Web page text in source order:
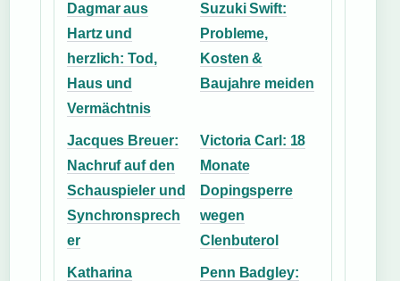
Dagmar aus
Hartz und
herzlich: Tod,
Haus und
Vermächtnis
Suzuki Swift:
Probleme,
Kosten &
Baujahre meiden
Jacques Breuer:
Nachruf auf den
Schauspieler und
Synchronsprech
er
Victoria Carl: 18
Monate
Dopingsperre
wegen
Clenbuterol
Katharina
Penn Badgley: